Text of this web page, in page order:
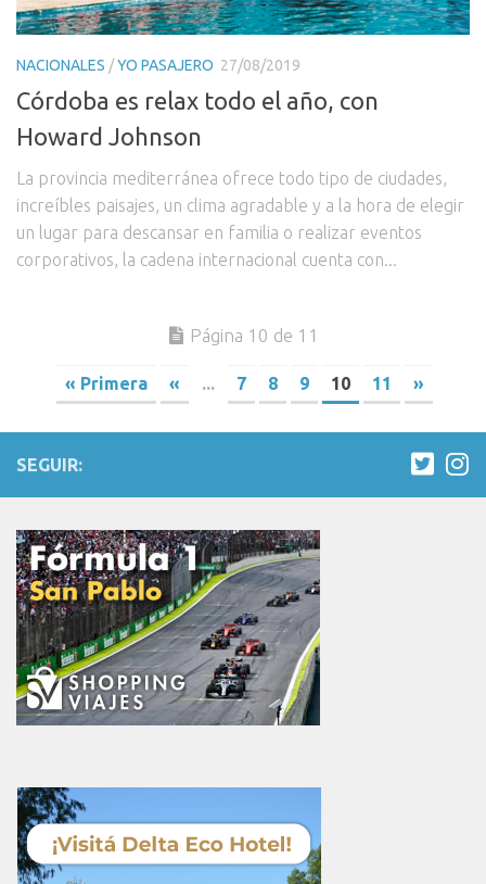
NACIONALES /YO PASAJERO 27/08/2019
Córdoba es relax todo el año, con
Howard Johnson
La provincia mediterránea ofrece todo tipo de ciudades,
increíbles paisajes, un clima agradable y a la hora de elegir
un lugar para descansar en familia o realizar eventos
corporativos, la cadena internacional cuenta con...
Página 10 de 11
« Primera « ... 7 8 9 10 11 »
SEGUIR: